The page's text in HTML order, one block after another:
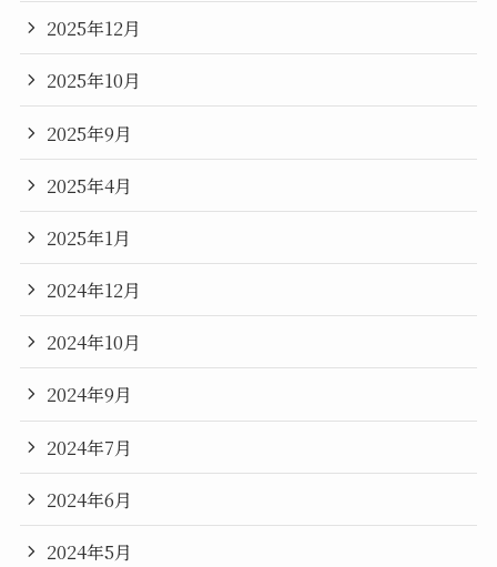
2025年12月
2025年10月
2025年9月
2025年4月
2025年1月
2024年12月
2024年10月
2024年9月
2024年7月
2024年6月
2024年5月